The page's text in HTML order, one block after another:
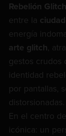
Rebelión
entre la
energía
arte glitch,
gestos crudos
identidad
por pantallas,
distorsionadas.
En el centro
icónica: un